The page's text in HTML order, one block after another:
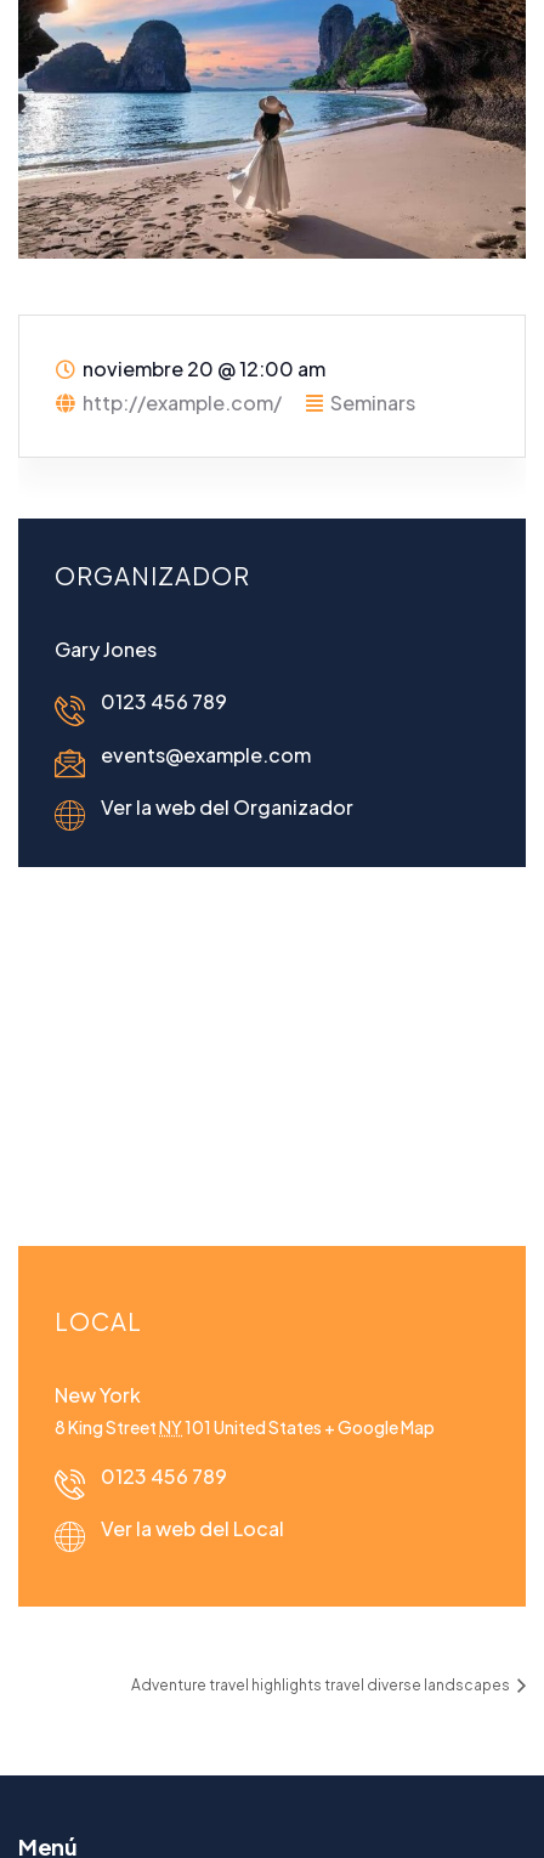
noviembre 20 @12:00 am
http://example.com/
Seminars
ORGANIZADOR
Gary Jones
0123 456 789
events@example.com
Ver la web del Organizador
LOCAL
New York
8 King StreetNY101 United States + Google Map
0123 456 789
Ver la web del Local
Adventure travel highlights travel diverse landscapes
Menú